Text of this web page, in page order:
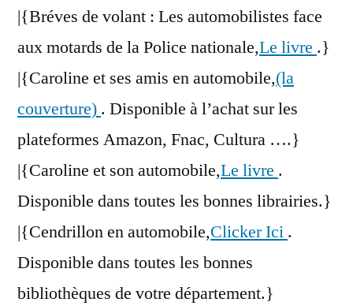
|{Bréves de volant : Les automobilistes face
aux motards de la Police nationale,Le livre .}
|{Caroline et ses amis en automobile,(la
couverture) . Disponible à l’achat sur les
plateformes Amazon, Fnac, Cultura ….}
|{Caroline et son automobile,Le livre .
Disponible dans toutes les bonnes librairies.}
|{Cendrillon en automobile,Clicker Ici .
Disponible dans toutes les bonnes
bibliothèques de votre département.}